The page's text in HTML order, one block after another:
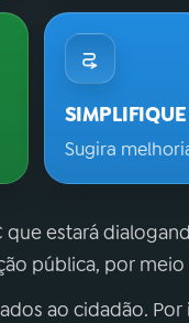
SIMPLIFIQUE
Sugira
estará
pública, por meio
ao cidadão. Por